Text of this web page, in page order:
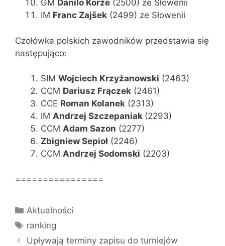
GM Danilo Korže (2500) ze Słowenii
IM Franc Zajšek (2499) ze Słowenii
Czołówka polskich zawodników przedstawia się
następująco:
SIM Wojciech Krzyżanowski (2463)
CCM Dariusz Frączek (2461)
CCE Roman Kolanek (2313)
IM Andrzej Szczepaniak (2293)
CCM Adam Sazon (2277)
Zbigniew Sepioł (2246)
CCM Andrzej Sodomski (2203)
================
Kategorie
Aktualności
Tagi
ranking
Upływają terminy zapisu do turniejów